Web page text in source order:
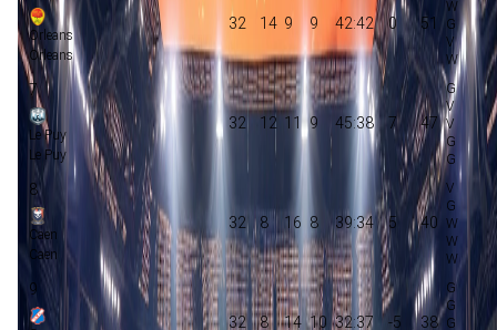
Orleans
Orleans
32 14 9 9 42:42 0 51
7
Le Puy
Le Puy
32 12 11 9 45:38 7 47
8
Caen
Caen
32 8 16 8 39:34 5 40
9
32 8 14 10 32:37 -5 38